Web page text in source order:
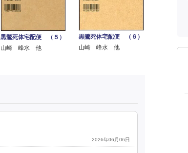
黒鷺死体宅配便 （５）
山崎 峰水 他
黒鷺死体宅配便 （６）
山崎 峰水 他
2026年06月06日